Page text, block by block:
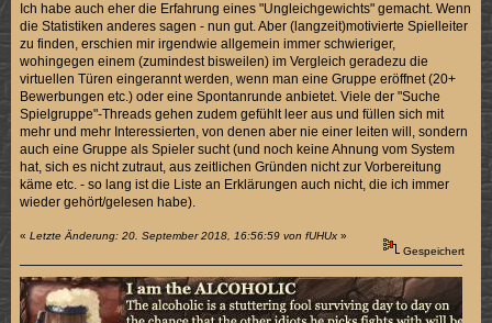
Ich habe auch eher die Erfahrung eines "Ungleichgewichts" gemacht. Wenn
die Statistiken anderes sagen - nun gut. Aber (langzeit)motivierte Spielleiter
zu finden, erschien mir irgendwie allgemein immer schwieriger,
wohingegen einem (zumindest bisweilen) im Vergleich geradezu die
virtuellen Türen eingerannt werden, wenn man eine Gruppe eröffnet (20+
Bewerbungen etc.) oder eine Spontanrunde anbietet. Viele der "Suche
Spielgruppe"-Threads gehen zudem gefühlt leer aus und füllen sich mit
mehr und mehr Interessierten, von denen aber nie einer leiten will, sondern
auch eine Gruppe als Spieler sucht (und noch keine Ahnung vom System
hat, sich es nicht zutraut, aus zeitlichen Gründen nicht zur Vorbereitung
käme etc. - so lang ist die Liste an Erklärungen auch nicht, die ich immer
wieder gehört/gelesen habe).
«Letzte Änderung: 20. September 2018, 16:56:59 von fUHUx »
Gespeichert